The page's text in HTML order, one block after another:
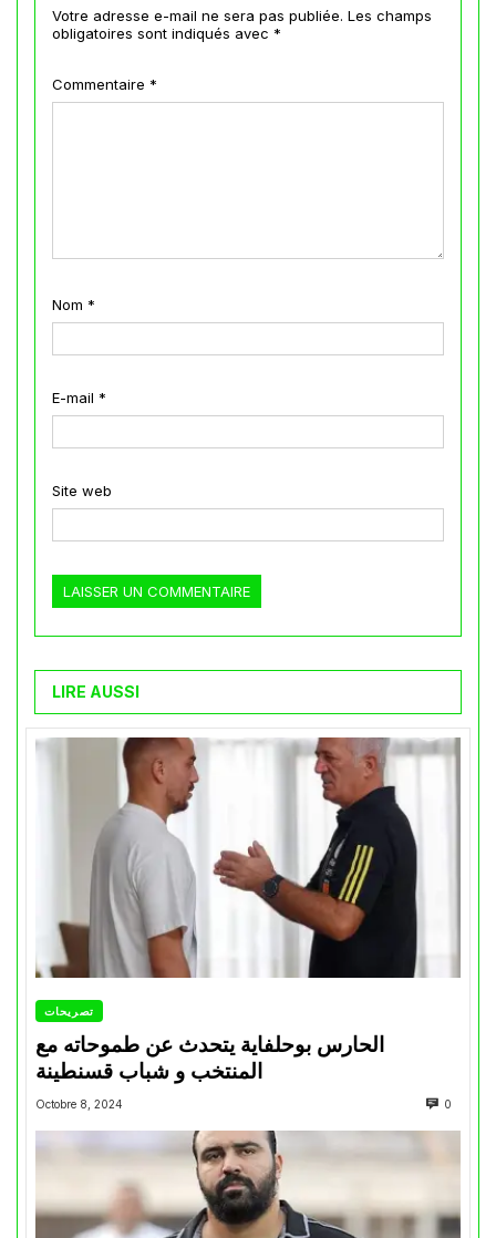
Votre adresse e-mail ne sera pas publiée. Les champs
obligatoires sont indiqués avec *
Commentaire *
Nom *
E-mail *
Site web
LIRE AUSSI
تصريحات
الحارس بوحلفاية يتحدث عن طموحاته مع
المنتخب و شباب قسنطينة
Octobre 8, 2024 0